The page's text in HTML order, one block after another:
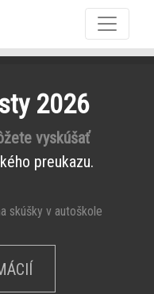
2026
vyskúšať
preukazu.
skúšky v autoškole